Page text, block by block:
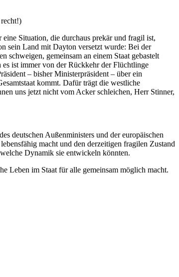
Situation, die durchaus prekär und fragil ist,
sein Land mit Dayton versetzt wurde: Bei der
schweigen, gemeinsam an einem Staat gebastelt
ist immer von der Rückkehr der Flüchtlinge
– bisher Ministerpräsident – über ein
kommt. Dafür trägt die westliche
uns jetzt nicht vom Acker schleichen, Herr Stinner,
deutschen Außenministers und der europäischen
macht und den derzeitigen fragilen Zustand
Dynamik sie entwickeln könnten.
Leben im Staat für alle gemeinsam möglich macht.